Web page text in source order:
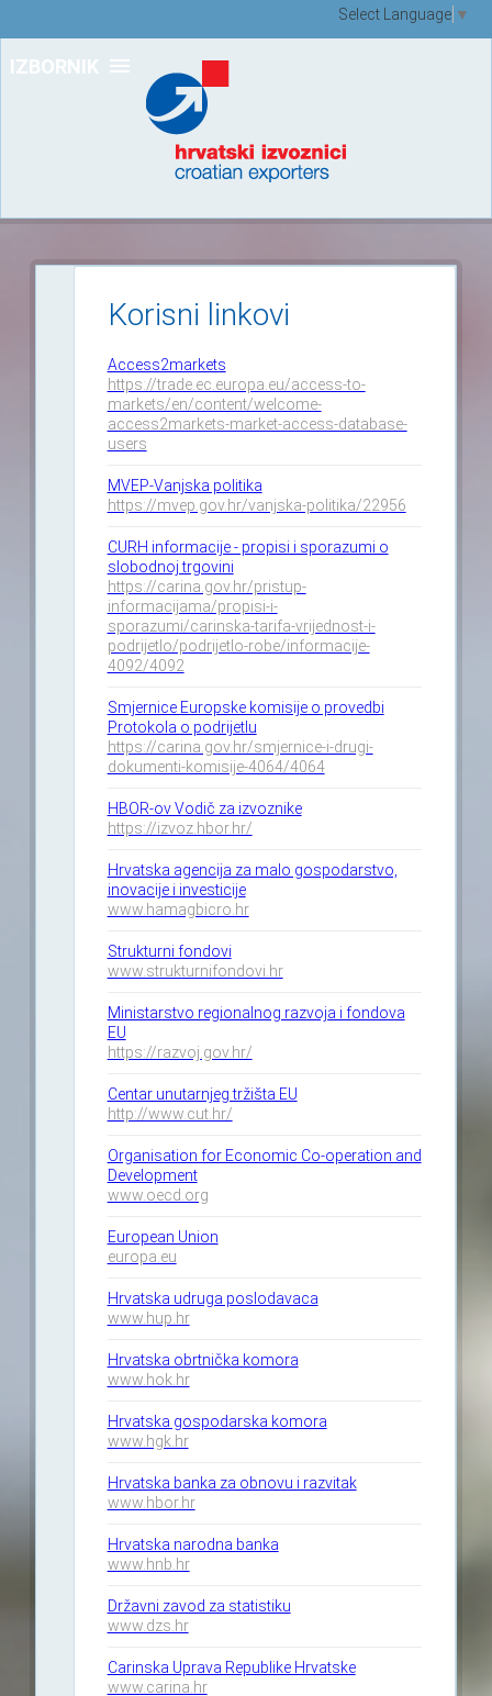
IZBORNIK
Select Language ▼
Korisni linkovi
Access2markets
https://trade.ec.europa.eu/access-to-
markets/en/content/welcome-
access2markets-market-access-database-
users
MVEP-Vanjska politika
https://mvep.gov.hr/vanjska-politika/22956
CURH informacije - propisi i sporazumi o
slobodnoj trgovini
https://carina.gov.hr/pristup-
informacijama/propisi-i-
sporazumi/carinska-tarifa-vrijednost-i-
podrijetlo/podrijetlo-robe/informacije-
4092/4092
Smjernice Europske komisije o provedbi
Protokola o podrijetlu
https://carina.gov.hr/smjernice-i-drugi-
dokumenti-komisije-4064/4064
HBOR-ov Vodič za izvoznike
https://izvoz.hbor.hr/
Hrvatska agencija za malo gospodarstvo,
inovacije i investicije
www.hamagbicro.hr
Strukturni fondovi
www.strukturnifondovi.hr
Ministarstvo regionalnog razvoja i fondova
EU
https://razvoj.gov.hr/
Centar unutarnjeg tržišta EU
http://www.cut.hr/
Organisation for Economic Co-operation and
Development
www.oecd.org
European Union
europa.eu
Hrvatska udruga poslodavaca
www.hup.hr
Hrvatska obrtnička komora
www.hok.hr
Hrvatska gospodarska komora
www.hgk.hr
Hrvatska banka za obnovu i razvitak
www.hbor.hr
Hrvatska narodna banka
www.hnb.hr
Državni zavod za statistiku
www.dzs.hr
Carinska Uprava Republike Hrvatske
www.carina.hr